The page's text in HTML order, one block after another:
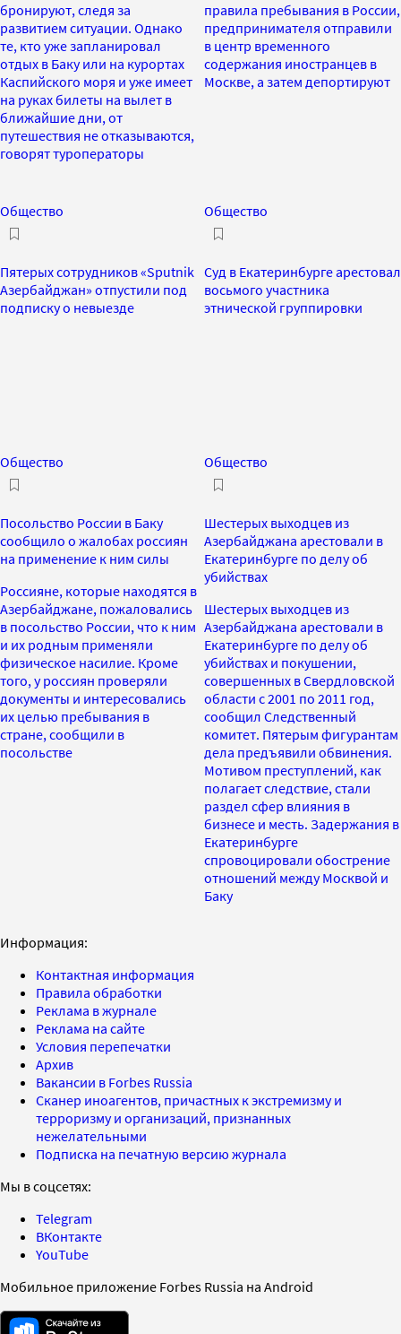
бронируют, следя за
развитием ситуации. Однако
те, кто уже запланировал
отдых в Баку или на курортах
Каспийского моря и уже имеет
на руках билеты на вылет в
ближайшие дни, от
путешествия не отказываются,
говорят туроператоры
правила пребывания в России,
предпринимателя отправили
в центр временного
содержания иностранцев в
Москве, а затем депортируют
Общество
Пятерых сотрудников «Sputnik
Азербайджан» отпустили под
подписку о невыезде
Общество
Суд в Екатеринбурге арестовал
восьмого участника
этнической группировки
Общество
Посольство России в Баку
сообщило о жалобах россиян
на применение к ним силы
Россияне, которые находятся в
Азербайджане, пожаловались
в посольство России, что к ним
и их родным применяли
физическое насилие. Кроме
того, у россиян проверяли
документы и интересовались
их целью пребывания в
стране, сообщили в
посольстве
Общество
Шестерых выходцев из
Азербайджана арестовали в
Екатеринбурге по делу об
убийствах
Шестерых выходцев из
Азербайджана арестовали в
Екатеринбурге по делу об
убийствах и покушении,
совершенных в Свердловской
области с 2001 по 2011 год,
сообщил Следственный
комитет. Пятерым фигурантам
дела предъявили обвинения.
Мотивом преступлений, как
полагает следствие, стали
раздел сфер влияния в
бизнесе и месть. Задержания в
Екатеринбурге
спровоцировали обострение
отношений между Москвой и
Баку
Информация:
Контактная информация
Правила обработки
Реклама в журнале
Реклама на сайте
Условия перепечатки
Архив
Вакансии в Forbes Russia
Сканер иноагентов, причастных к экстремизму и
терроризму и организаций, признанных
нежелательными
Подписка на печатную версию журнала
Мы в соцсетях:
Telegram
ВКонтакте
YouTube
Мобильное приложение Forbes Russia на Android